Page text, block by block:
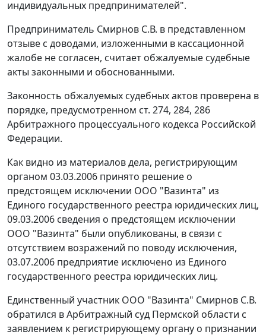
индивидуальных предпринимателей".
Предприниматель Смирнов С.В. в представленном
отзыве с доводами, изложенными в кассационной
жалобе не согласен, считает обжалуемые судебные
акты законными и обоснованными.
Законность обжалуемых судебных актов проверена в
порядке, предусмотренном ст. 274, 284, 286
Арбитражного процессуального кодекса Российской
Федерации.
Как видно из материалов дела, регистрирующим
органом 03.03.2006 принято решение о
предстоящем исключении ООО "Вазинта" из
Единого государственного реестра юридических лиц,
09.03.2006 сведения о предстоящем исключении
ООО "Вазинта" были опубликованы, в связи с
отсутствием возражений по поводу исключения,
03.07.2006 предприятие исключено из Единого
государственного реестра юридических лиц.
Единственный участник ООО "Вазинта" Смирнов С.В.
обратился в Арбитражный суд Пермской области с
заявлением к регистрирующему органу о признании